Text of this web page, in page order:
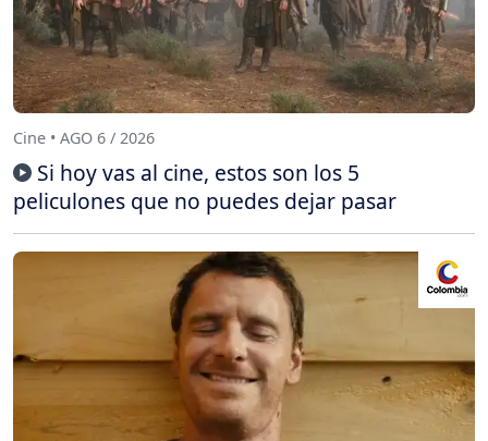
Cine • AGO 6 / 2026
Si hoy vas al cine, estos son los 5
peliculones que no puedes dejar pasar